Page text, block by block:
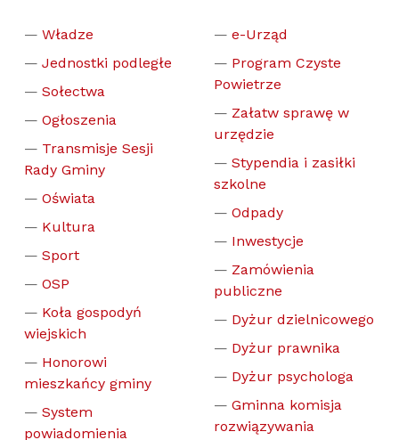
Władze
Jednostki podległe
Sołectwa
Ogłoszenia
Transmisje Sesji
Rady Gminy
Oświata
Kultura
Sport
OSP
Koła gospodyń
wiejskich
Honorowi
mieszkańcy gminy
System
powiadomienia
e-Urząd
Program Czyste
Powietrze
Załatw sprawę w
urzędzie
Stypendia i zasiłki
szkolne
Odpady
Inwestycje
Zamówienia
publiczne
Dyżur dzielnicowego
Dyżur prawnika
Dyżur psychologa
Gminna komisja
rozwiązywania